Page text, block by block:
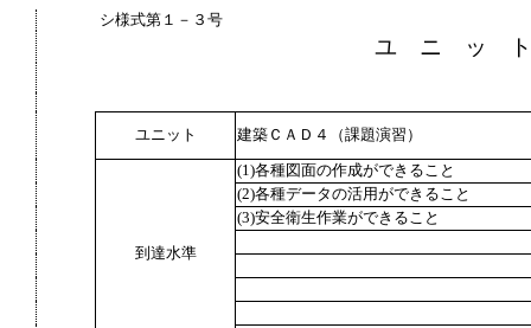
シ様式第１－３号
ユ ニ ッ
ユニット 建築ＣＡＤ４（課題演習）
到達水準
(1)各種図面の作成ができること
(2)各種データの活用ができること
(3)安全衛生作業ができること